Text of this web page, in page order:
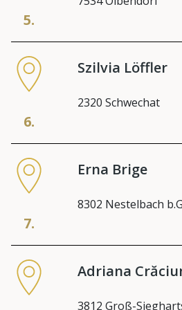
5.
6.
Szilvia Löffler
2320 Schwechat
7.
Erna Brige
8302 Nestelbach
Adriana
3812 Groß-